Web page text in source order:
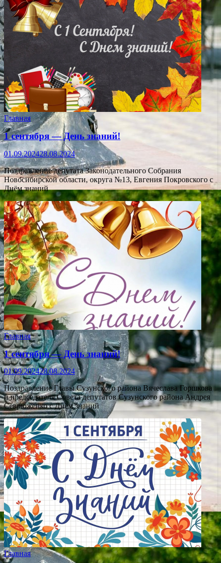
Главная
1 сентября — День знаний!
01.09.202428.08.2024
Поздравление депутата Законодательного Собрания
Новосибирской области, округа №13, Евгения Покровского с
Днём знаний
Главная
1 сентября — День знаний!
01.09.202428.08.2024
Поздравление Главы Сузунского района Вячеслава Горшкова
и председателя Совета депутатов Сузунского района Андрея
Севрюженко с Днём знаний
Главная